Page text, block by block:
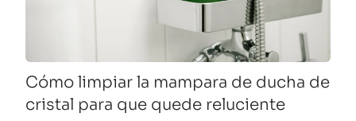
Cómo limpiar la mampara de ducha de
cristal para que quede reluciente